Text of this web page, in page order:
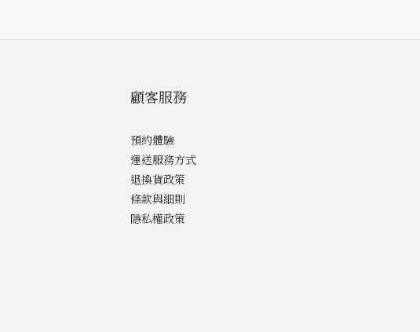
顧客服務
預約體驗
運送服務方式
退換貨政策
條款與細則
隱私權政策